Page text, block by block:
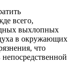
всего,
выхлопных
в окружающих
что